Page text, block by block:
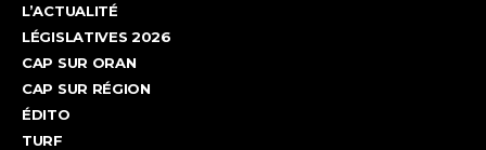
L’ACTUALITÉ
LÉGISLATIVES 2026
CAP SUR ORAN
CAP SUR RÉGION
ÉDITO
TURF